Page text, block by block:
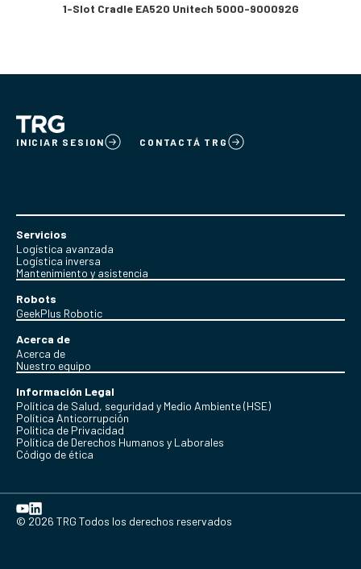
1-Slot Cradle EA520 Unitech 5000-900092G
INICIAR SESION CONTACTÁ TRG
Servicios
Logística avanzada
Logística inversa
Mantenimiento y asistencia
Robots
GeekPlus Robotic
Acerca de
Acerca de
Nuestro equipo
Información Legal
Política de Salud, seguridad y Medio Ambiente (HSE)
Política Anticorrupción
Politica de Privacidad
Política de Derechos Humanos y Laborales
Código de ética
© 2026 TRG Todos los derechos reservados